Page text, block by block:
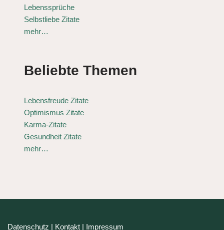
Lebenssprüche
Selbstliebe Zitate
mehr…
Beliebte Themen
Lebensfreude Zitate
Optimismus Zitate
Karma-Zitate
Gesundheit Zitate
mehr…
Datenschutz | Kontakt | Impressum